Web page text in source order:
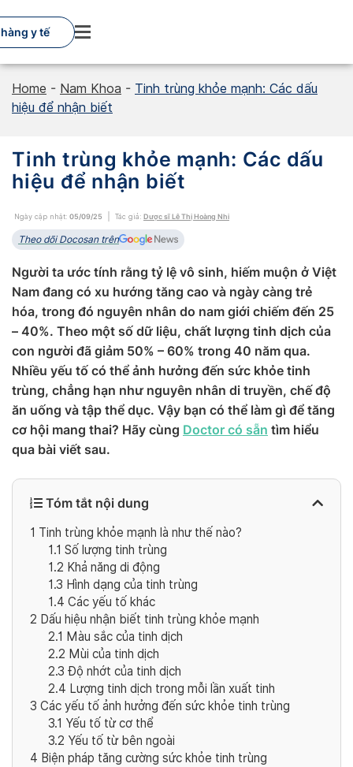
to
content
y tế
Home - Nam Khoa - Tinh trùng khỏe mạnh: Các dấu
hiệu để nhận biết
Tinh trùng khỏe mạnh: Các dấu
hiệu để nhận biết
Ngày cập nhật: 05/09/25 Tác giả: Dược sĩ Lê Thị Hoàng Nhi
Theo dõi Docosan trên
Người ta ước tính rằng tỷ lệ vô sinh, hiếm muộn ở Việt
Nam đang có xu hướng tăng cao và ngày càng trẻ
hóa, trong đó nguyên nhân do nam giới chiếm đến 25
– 40%. Theo một số dữ liệu, chất lượng tinh dịch của
con người đã giảm 50% – 60% trong 40 năm qua.
Nhiều yếu tố có thể ảnh hưởng đến sức khỏe tinh
trùng, chẳng hạn như nguyên nhân di truyền, chế độ
ăn uống và tập thể dục. Vậy bạn có thể làm gì để tăng
cơ hội mang thai? Hãy cùng Doctor có sẵn tìm hiểu
qua bài viết sau.
Tóm tắt nội dung
1 Tinh trùng khỏe mạnh là như thế nào?
1.1 Số lượng tinh trùng
1.2 Khả năng di động
1.3 Hình dạng của tinh trùng
1.4 Các yếu tố khác
2 Dấu hiệu nhận biết tinh trùng khỏe mạnh
2.1 Màu sắc của tinh dịch
2.2 Mùi của tinh dịch
2.3 Độ nhớt của tinh dịch
2.4 Lượng tinh dịch trong mỗi lần xuất tinh
3 Các yếu tố ảnh hưởng đến sức khỏe tinh trùng
3.1 Yếu tố từ cơ thể
3.2 Yếu tố từ bên ngoài
4 Biện pháp tăng cường sức khỏe tinh trùng